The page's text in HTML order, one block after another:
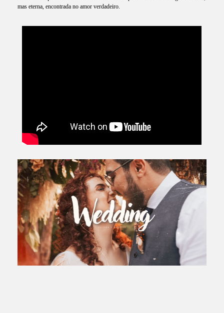
mas eterna, encontrada no amor verdadeiro.